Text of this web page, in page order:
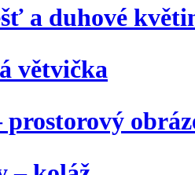
a duhové
větvička